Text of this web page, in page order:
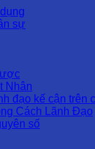
sự
Nhân
đạo kế cận trên
Cách Lãnh Đạo
số